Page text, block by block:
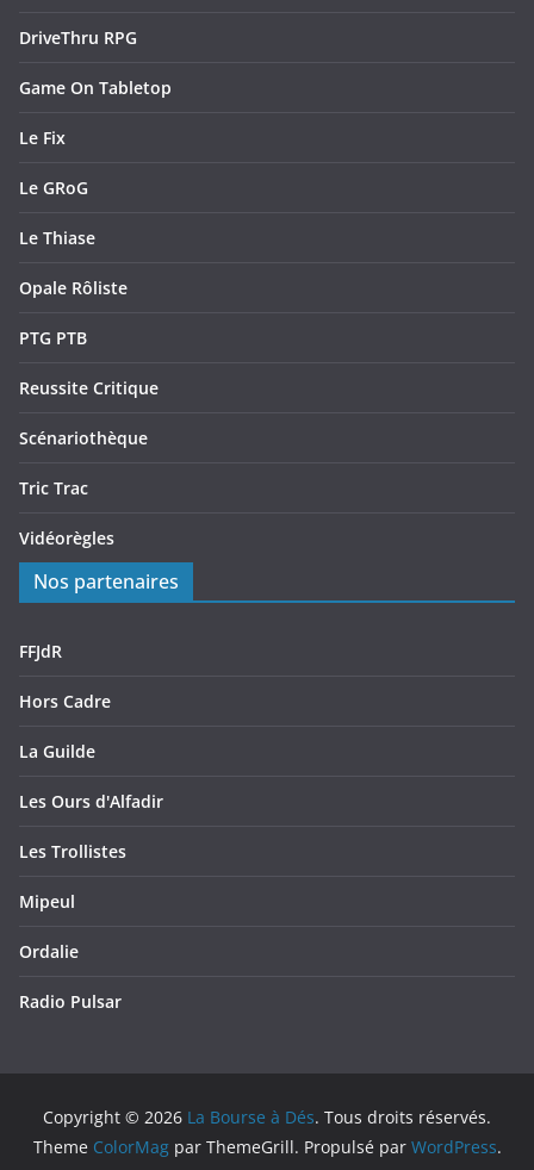
DriveThru RPG
Game On Tabletop
Le Fix
Le GRoG
Le Thiase
Opale Rôliste
PTG PTB
Reussite Critique
Scénariothèque
Tric Trac
Vidéorègles
Nos partenaires
FFJdR
Hors Cadre
La Guilde
Les Ours d'Alfadir
Les Trollistes
Mipeul
Ordalie
Radio Pulsar
Copyright © 2026 La Bourse à Dés. Tous droits réservés.
Theme ColorMagpar ThemeGrill. Propulsé par WordPress.